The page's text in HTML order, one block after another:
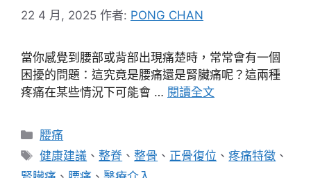
22 4 月, 2025 作者: PONG CHAN
當你感覺到腰部或背部出現痛楚時，常常會有一個
困擾的問題：這究竟是腰痛還是腎臟痛呢？這兩種
疼痛在某些情況下可能會 … 閱讀全文
分
類
腰痛
標
籤
健康建議 、整脊 、整骨 、 正骨復位 、疼痛特徵 、